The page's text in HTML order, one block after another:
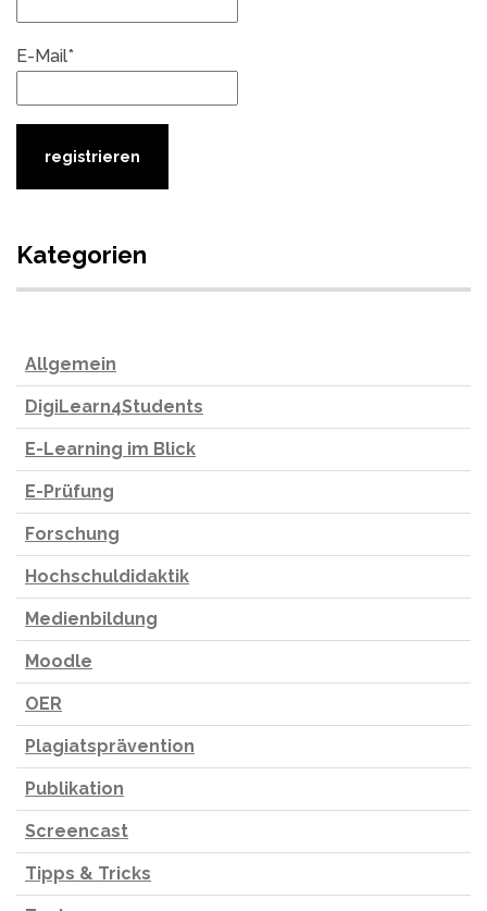
E-Mail*
Kategorien
Allgemein
DigiLearn4Students
E-Learning im Blick
E-Prüfung
Forschung
Hochschuldidaktik
Medienbildung
Moodle
OER
Plagiatsprävention
Publikation
Screencast
Tipps & Tricks